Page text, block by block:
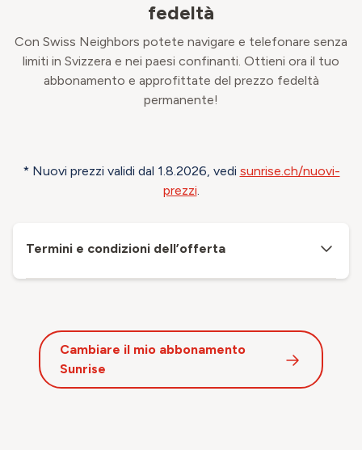
fedeltà
Con Swiss Neighbors potete navigare e telefonare senza
limiti in Svizzera e nei paesi confinanti. Ottieni ora il tuo
abbonamento e approfittate del prezzo fedeltà
permanente!
* Nuovi prezzi validi dal 1.8.2026, vedi sunrise.ch/nuovi-
prezzi.
Termini e condizioni dell’offerta
Cambiare il mio abbonamento
Sunrise